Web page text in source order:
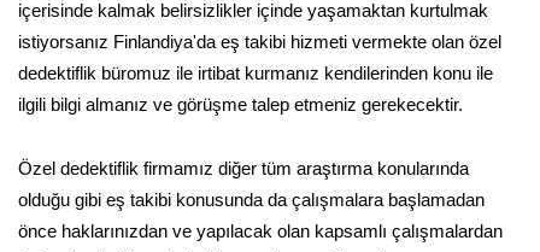
içerisinde kalmak belirsizlikler içinde yaşamaktan kurtulmak
istiyorsanız Finlandiya'da eş takibi hizmeti vermekte olan özel
dedektiflik büromuz ile irtibat kurmanız kendilerinden konu ile
ilgili bilgi almanız ve görüşme talep etmeniz gerekecektir.
Özel dedektiflik firmamız diğer tüm araştırma konularında
olduğu gibi eş takibi konusunda da çalışmalara başlamadan
önce haklarınızdan ve yapılacak olan kapsamlı çalışmalardan